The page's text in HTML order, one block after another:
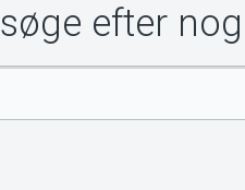
efter